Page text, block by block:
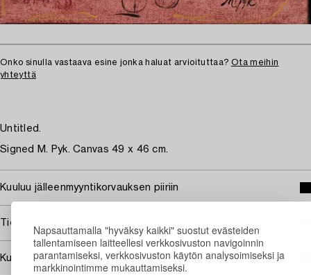
Napsauttamalla "hyväksy kaikki" suostut evästeiden
tallentamiseen laitteellesi verkkosivuston navigoinnin
parantamiseksi, verkkosivuston käytön analysoimiseksi ja
markkinointimme mukauttamiseksi.
Onko sinulla vastaava esine jonka haluat arvioituttaa? Ota meihin
yhteyttä
Untitled.
Signed M. Pyk. Canvas 49 x 46 cm.
Kuuluu jälleenmyyntikorvauksen piiriin
Tietoa ostamisesta
Kuvan käyttöoikeudet